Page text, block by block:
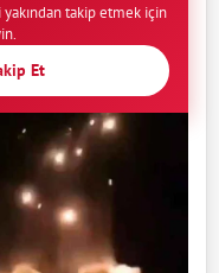
takip etmek için
Et